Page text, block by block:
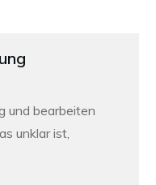
und bearbeiten
unklar ist,